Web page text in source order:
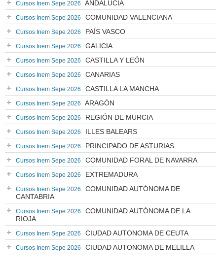
Cursos Inem Sepe 2026 ANDALUCÍA
Cursos Inem Sepe 2026 COMUNIDAD VALENCIANA
Cursos Inem Sepe 2026 PAÍS VASCO
Cursos Inem Sepe 2026 GALICIA
Cursos Inem Sepe 2026 CASTILLA Y LEÓN
Cursos Inem Sepe 2026 CANARIAS
Cursos Inem Sepe 2026 CASTILLA LA MANCHA
Cursos Inem Sepe 2026 ARAGÓN
Cursos Inem Sepe 2026 REGIÓN DE MURCIA
Cursos Inem Sepe 2026 ILLES BALEARS
Cursos Inem Sepe 2026 PRINCIPADO DE ASTURIAS
Cursos Inem Sepe 2026 COMUNIDAD FORAL DE NAVARRA
Cursos Inem Sepe 2026 EXTREMADURA
Cursos Inem Sepe 2026
COMUNIDAD AUTÓNOMA DE
CANTABRIA
Cursos Inem Sepe 2026
COMUNIDAD AUTÓNOMA DE LA
RIOJA
Cursos Inem Sepe 2026 CIUDAD AUTONOMA DE CEUTA
Cursos Inem Sepe 2026 CIUDAD AUTONOMA DE MELILLA